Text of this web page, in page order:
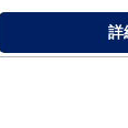
詳